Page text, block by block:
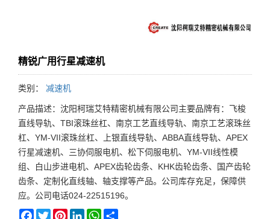
精锐广用行星减速机
类别： 减速机
产品描述：沈阳柯瑞艾特精密机械有限公司主要品牌有：飞梭
直线导轨、TBI滚珠丝杠、南京工艺直线导轨、南京工艺滚珠丝
杠、YM-VII滚珠丝杠、上银直线导轨、ABBA直线导轨、APEX
行星减速机、三协伺服电机、松下伺服电机、YM-VII线性模
组、白山步进电机、APEX齿轮齿条、KHK齿轮齿条、国产齿轮
齿条、定制化直线轴、轴支撑等产品。公司库存充足，保障供
应。公司电话024-22515196。
Facebook
TwitterPinterestLinkedInWhatsApp